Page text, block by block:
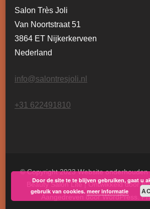
Salon Très Joli
Van Noortstraat 51
3864 ET Nijkerkerveen
Nederland
info@salontresjoli.nl
+31 622491810
© Copyright 2023 Website onderhouden
Beauty Salon Lite | Ontwikkeld door
Aangedreven doorWordPress .
Door de site te te blijven gebruiken, gaat u
gebruik van cookies.meer informatie